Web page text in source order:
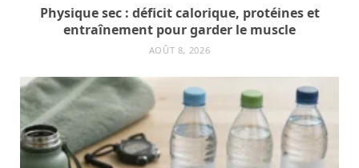
Physique sec : déficit calorique, protéines et
entraînement pour garder le muscle
AOÛT 8, 2026